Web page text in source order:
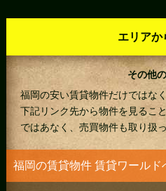
エリアか
その他
福岡の安い賃貸物件だけではな
下記リンク先から物件を見るこ
ではあなく、売買物件も取り扱
福岡の賃貸物件賃貸ワールド